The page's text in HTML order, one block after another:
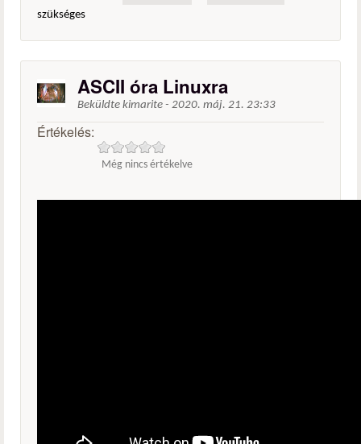
szükséges
ASCII óra Linuxra
Beküldte kimarite - 2020. máj. 21. 23:33
Értékelés:
Még nincs értékelve